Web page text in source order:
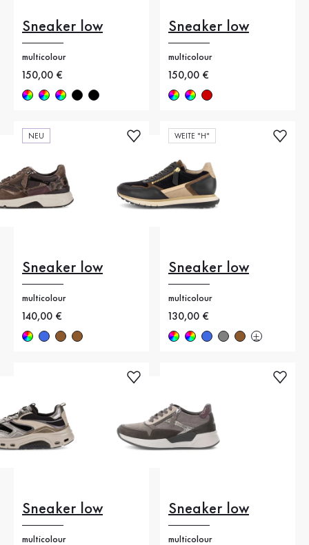
Sneaker low
multicolour
Neuer Preis
150,00 €
Sneaker low
multicolour
Neuer Preis
150,00 €
NEU
Sneaker low
multicolour
Neuer Preis
140,00 €
WEITE "H"
Sneaker low
multicolour
Neuer Preis
130,00 €
Sneaker low
multicolour
Sneaker low
multicolour